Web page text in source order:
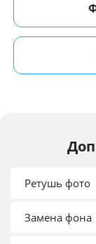
Ретушь фото
Замена фона